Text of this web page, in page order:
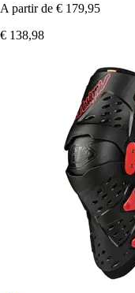
A partir de € 179,95
€ 138,98